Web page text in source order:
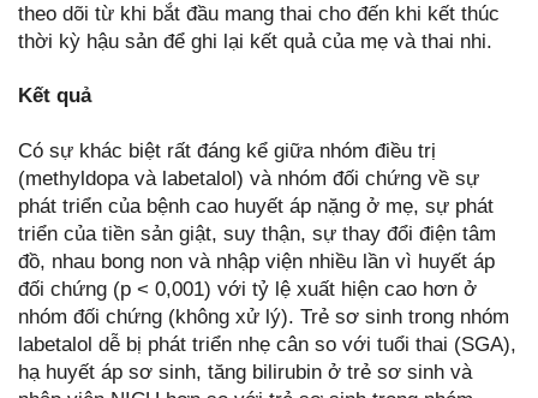
theo dõi từ khi bắt đầu mang thai cho đến khi kết thúc
thời kỳ hậu sản để ghi lại kết quả của mẹ và thai nhi.
Kết quả
Có sự khác biệt rất đáng kể giữa nhóm điều trị
(methyldopa và labetalol) và nhóm đối chứng về sự
phát triển của bệnh cao huyết áp nặng ở mẹ, sự phát
triển của tiền sản giật, suy thận, sự thay đổi điện tâm
đồ, nhau bong non và nhập viện nhiều lần vì huyết áp
đối chứng (p < 0,001) với tỷ lệ xuất hiện cao hơn ở
nhóm đối chứng (không xử lý). Trẻ sơ sinh trong nhóm
labetalol dễ bị phát triển nhẹ cân so với tuổi thai (SGA),
hạ huyết áp sơ sinh, tăng bilirubin ở trẻ sơ sinh và